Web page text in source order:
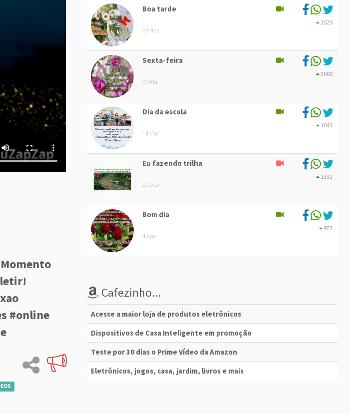
#online
Boa tarde
23 Nov
1525
Sexta-feira
20 Abr
3009
Dia da escola
14 Mar
1043
Eu fazendo trilha
21 Dez
1332
Bom dia
4 Ago
972
Cafezinho...
Acesse a maior loja de produtos eletrônicos
Dispositivos de Casa Inteligente em promoção
Teste por 30 dias o Prime Vídeo da Amazon
Eletrônicos, jogos, casa, jardim, livros e mais